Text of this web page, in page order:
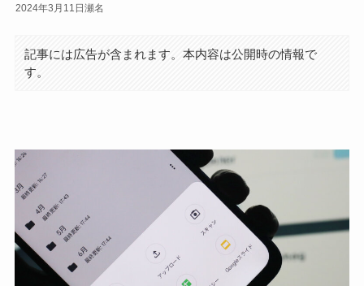
2024年3月11日 瀬名
記事には広告が含まれます。本内容は公開時の情報で
す。